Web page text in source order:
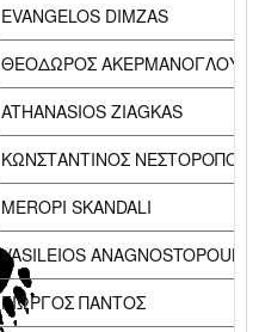
EVANGELOS DIMZAS
ΘΕΟΔΩΡΟΣ ΑΚΕΡΜΑΝΟΓΛΟΥ
ATHANASIOS ZIAGKAS
ΚΩΝΣΤΑΝΤΙΝΟΣ
MEROPI SKANDALI
VASILEIOS
ΓΙΩΡΓΟΣ ΠΑΝΤΟΣ